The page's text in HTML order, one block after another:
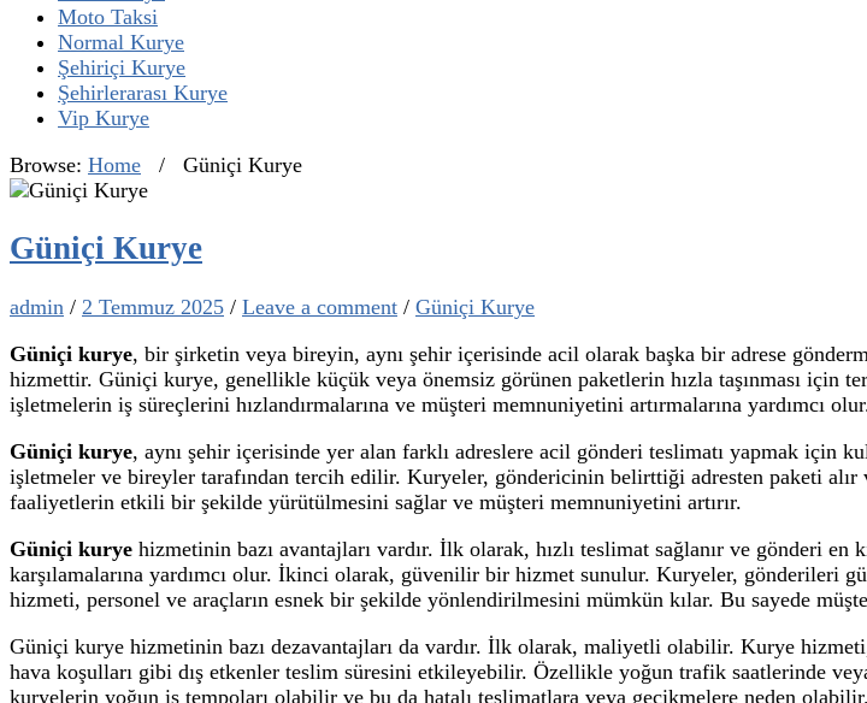
Moto Taksi
Normal Kurye
Şehiriçi Kurye
Şehirlerarası Kurye
Vip Kurye
Browse: Home / Güniçi Kurye
Güniçi Kurye
admin / 2 Temmuz 2025 / Leave a comment / Güniçi Kurye
Güniçi kurye, bir şirketin veya bireyin, aynı şehir içerisinde acil olarak başka bir adrese
hizmettir. Güniçi kurye, genellikle küçük veya önemsiz görünen paketlerin hızla taşınması
işletmelerin iş süreçlerini hızlandırmalarına ve müşteri memnuniyetini artırmalarına yardımcı
Güniçi kurye, aynı şehir içerisinde yer alan farklı adreslere acil gönderi teslimatı yapmak için
işletmeler ve bireyler tarafından tercih edilir. Kuryeler, göndericinin belirttiği adresten paketi alır
faaliyetlerin etkili bir şekilde yürütülmesini sağlar ve müşteri memnuniyetini artırır.
Güniçi kurye hizmetinin bazı avantajları vardır. İlk olarak, hızlı teslimat sağlanır ve gönderi en
karşılamalarına yardımcı olur. İkinci olarak, güvenilir bir hizmet sunulur. Kuryeler, gönderileri
hizmeti, personel ve araçların esnek bir şekilde yönlendirilmesini mümkün kılar. Bu sayede
Güniçi kurye hizmetinin bazı dezavantajları da vardır. İlk olarak, maliyetli olabilir. Kurye
hava koşulları gibi dış etkenler teslim süresini etkileyebilir. Özellikle yoğun trafik saatlerinde
kuryelerin yoğun iş tempoları olabilir ve bu da hatalı teslimatlara veya gecikmelere neden